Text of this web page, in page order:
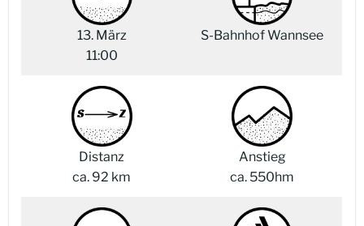
13. März
11:00
S-Bahnhof Wannsee
Distanz
ca. 92 km
Anstieg
ca. 550hm